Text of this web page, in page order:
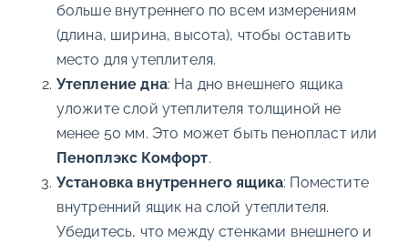
больше внутреннего по всем измерениям
(длина, ширина, высота), чтобы оставить
место для утеплителя.
Утепление дна: На дно внешнего ящика
уложите слой утеплителя толщиной не
менее 50 мм. Это может быть пенопласт или
Пеноплэкс Комфорт.
Установка внутреннего ящика: Поместите
внутренний ящик на слой утеплителя.
Убедитесь, что между стенками внешнего и